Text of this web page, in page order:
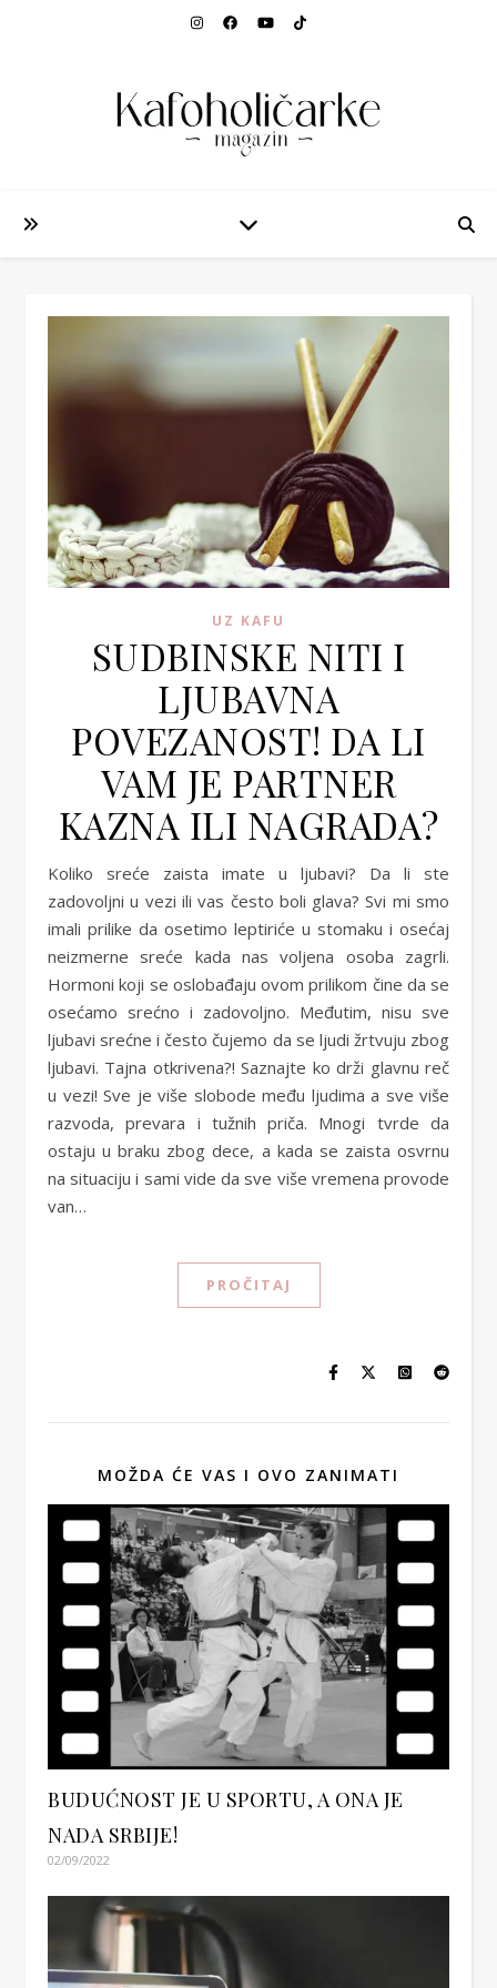
UZ KAFU
SUDBINSKE NITI I
LJUBAVNA
POVEZANOST! DA LI
VAM JE PARTNER
KAZNA ILI NAGRADA?
Koliko sreće zaista imate u ljubavi? Da li ste
zadovoljni u vezi ili vas često boli glava? Svi mi smo
imali prilike da osetimo leptiriće u stomaku i osećaj
neizmerne sreće kada nas voljena osoba zagrli.
Hormoni koji se oslobađaju ovom prilikom čine da se
osećamo srećno i zadovoljno. Međutim, nisu sve
ljubavi srećne i često čujemo da se ljudi žrtvuju zbog
ljubavi. Tajna otkrivena?! Saznajte ko drži glavnu reč
u vezi! Sve je više slobode među ljudima a sve više
razvoda, prevara i tužnih priča. Mnogi tvrde da
ostaju u braku zbog dece, a kada se zaista osvrnu
na situaciju i sami vide da sve više vremena provode
van…
PROČITAJ
MOŽDA ĆE VAS I OVO ZANIMATI
BUDUĆNOST JE U SPORTU, A ONA JE
NADA SRBIJE!
02/09/2022